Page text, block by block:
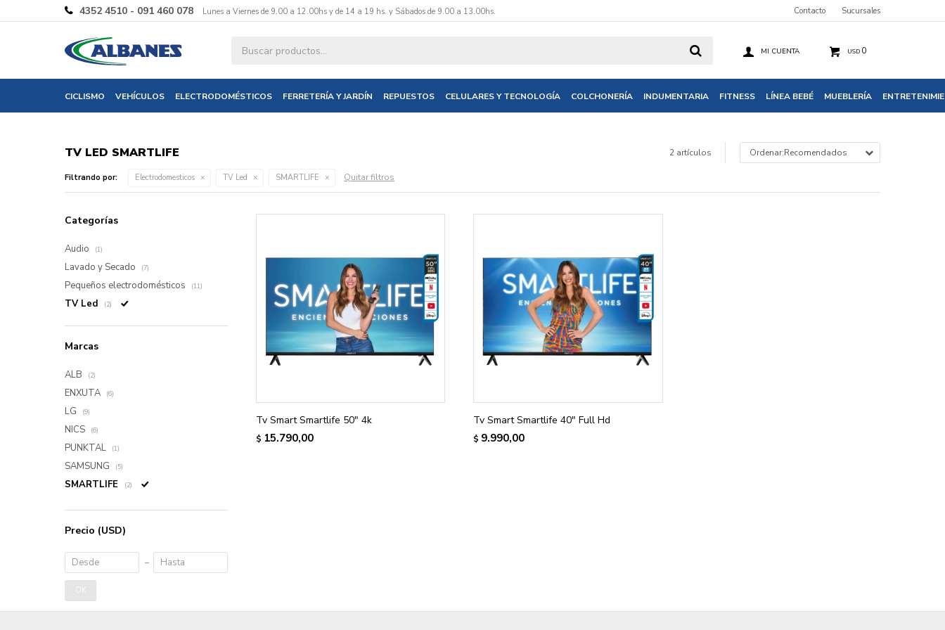
CICLISMO VEHÍCULOS ELECTRODOMÉSTICOS FERRETERÍA Y JARDÍN REPUESTOS CELULARES Y TECNOLOGÍA COLCHONERÍA INDUMENTARIA FITNESS LÍNEA BEBÉ MUEBLERÍA
USD 0
4352 4510 - 091 460 078 Lunes a Viernes de 9.00 a 12.00hs y de 14 a 19 hs. y Sábados de 9.00 a 13.00hs. Contacto Sucursales
TV LED SMARTLIFE 2 artículos Recomendados
Filtrando por: Electrodomesticos TV Led SMARTLIFE Quitar filtros
Tv Smart Smartlife 50" 4k
$ 15.790,00
Tv Smart Smartlife 40" Full Hd
$ 9.990,00
Categorías
Audio (1)
Lavado y Secado (7)
Pequeños electrodomésticos (11)
TV Led (2)
Marcas
ALB (2)
ENXUTA (6)
LG (9)
NICS (6)
PUNKTAL (1)
SAMSUNG (5)
SMARTLIFE (2)
Precio (USD)
OK